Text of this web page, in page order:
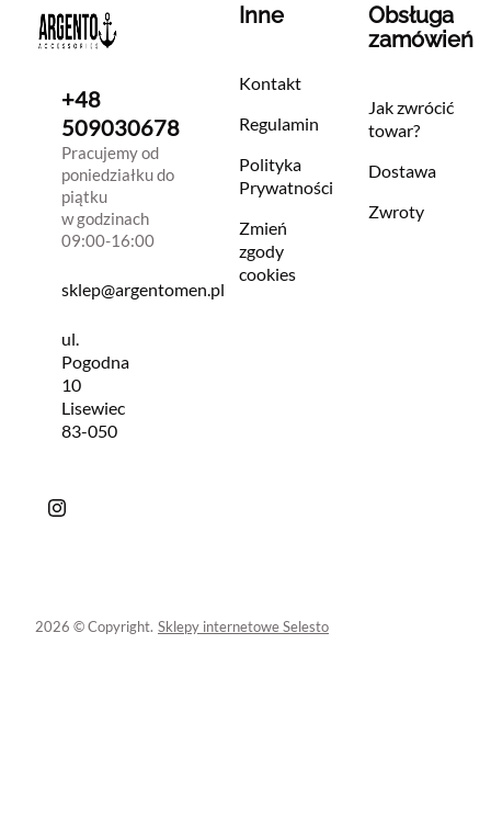
+48
509030678
Pracujemy od
poniedziałku do
piątku
w godzinach
09:00-16:00
sklep@argentomen.pl
ul.
Pogodna
10
Lisewiec
83-050
Inne
Kontakt
Regulamin
Polityka
Prywatności
Zmień
zgody
cookies
Obsługa
zamówień
Jak zwrócić
towar?
Dostawa
Zwroty
2026 © Copyright. Sklepy internetowe Selesto